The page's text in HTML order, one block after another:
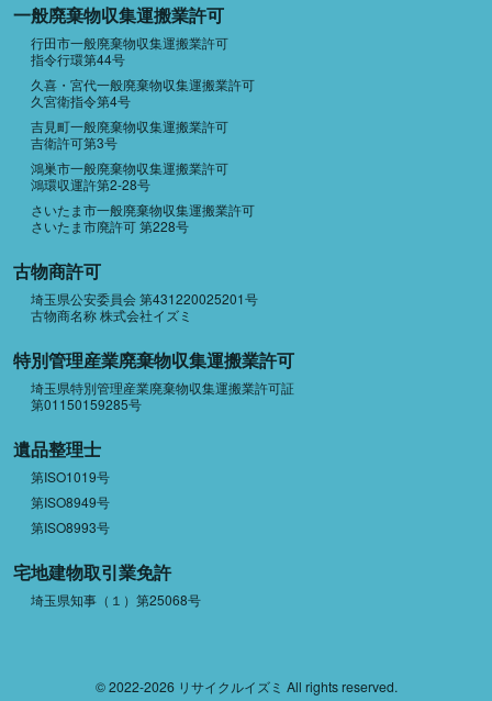
一般廃棄物収集運搬業許可
行田市一般廃棄物収集運搬業許可
指令行環第44号
久喜・宮代一般廃棄物収集運搬業許可
久宮衛指令第4号
吉見町一般廃棄物収集運搬業許可
吉衛許可第3号
鴻巣市一般廃棄物収集運搬業許可
鴻環収運許第2-28号
さいたま市一般廃棄物収集運搬業許可
さいたま市廃許可 第228号
古物商許可
埼玉県公安委員会 第431220025201号
古物商名称 株式会社イズミ
特別管理産業廃棄物収集運搬業許可
埼玉県特別管理産業廃棄物収集運搬業許可証
第01150159285号
遺品整理士
第ISO1019号
第ISO8949号
第ISO8993号
宅地建物取引業免許
埼玉県知事（１）第25068号
© 2022-2026 リサイクルイズミ All rights reserved.